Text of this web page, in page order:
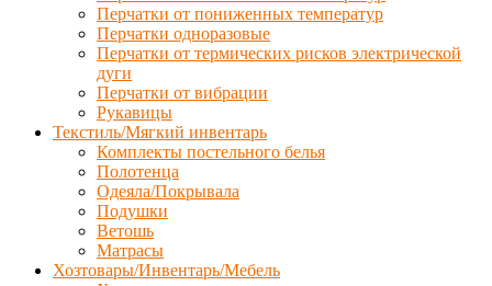
Перчатки от пониженных температур
Перчатки одноразовые
Перчатки от термических рисков электрической
дуги
Перчатки от вибрации
Рукавицы
Текстиль/Мягкий инвентарь
Комплекты постельного белья
Полотенца
Одеяла/Покрывала
Подушки
Ветошь
Матрасы
Хозтовары/Инвентарь/Мебель